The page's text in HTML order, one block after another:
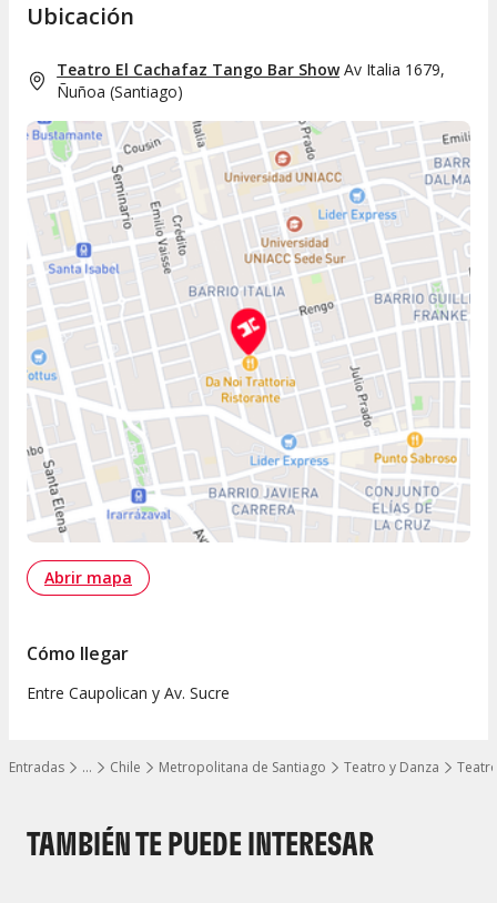
…
Mostrar todos los niveles
Entradas Chile Metropolitana de Santiago Teatro y Danza
Ubicación
Teatro El Cachafaz Tango Bar Show Av Italia 1679,
Ñuñoa (Santiago)
Abrir mapa
Cómo llegar
Entre Caupolican y Av. Sucre
TAMBIÉN TE PUEDE INTERESAR